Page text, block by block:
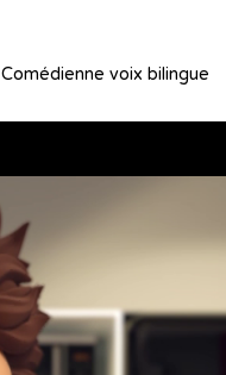
Comédienne voix bilingue